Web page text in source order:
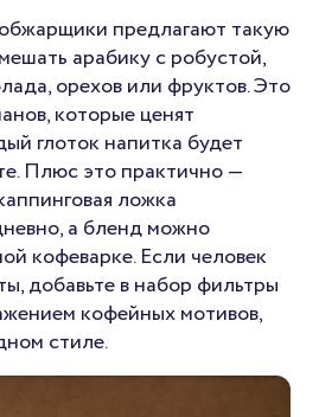
предлагают такую
арабику с робустой,
орехов или фруктов. Это
которые ценят
глоток напитка будет
Плюс это практично —
ложка
а бленд можно
кофеварке. Если человек
добавьте в набор фильтры
кофейных мотивов,
стиле.